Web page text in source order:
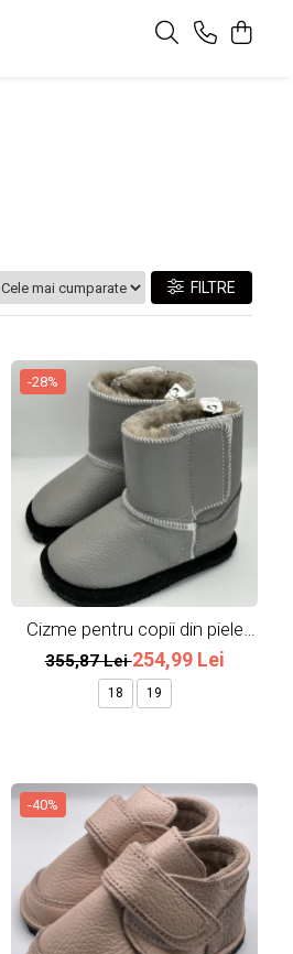
FILTRE
-28%
Cizme pentru copii din piele
naturala All Grey
355,87 Lei254,99 Lei
18 19
-40%